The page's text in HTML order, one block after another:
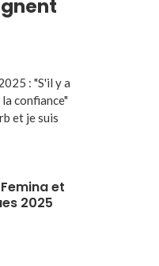
: "S'il y a
confiance"
et je suis
et
2025